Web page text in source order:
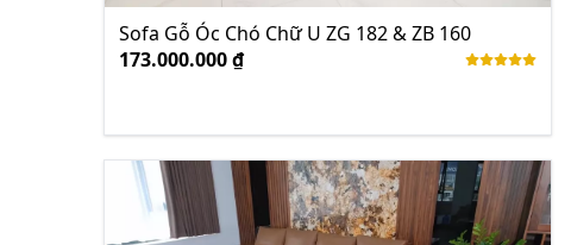
Sofa Gỗ Óc Chó Chữ U ZG 182 & ZB 160
173.000.000 ₫